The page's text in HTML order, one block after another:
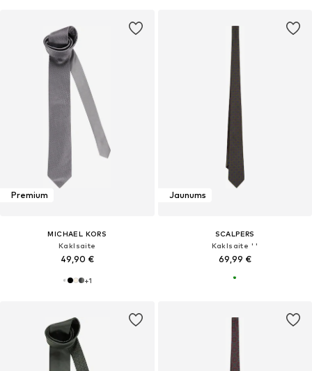
Premium
MICHAEL KORS
Kaklsaite
49,90 €
+1
Jaunums
SCALPERS
Kaklsaite ' '
69,99 €